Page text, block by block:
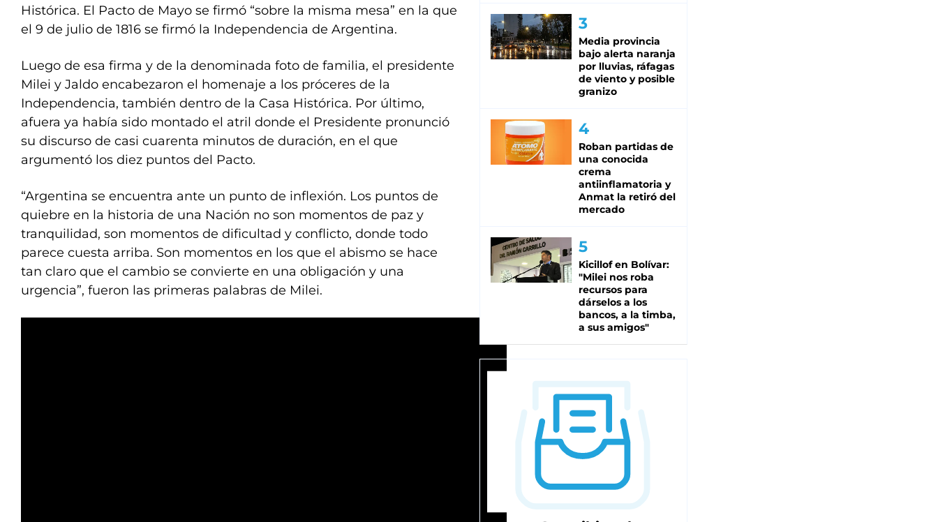
Histórica. El Pacto de Mayo se firmó “sobre la misma mesa” en la que
el 9 de julio de 1816 se firmó la Independencia de Argentina.
Luego de esa firma y de la denominada foto de familia, el presidente
Milei y Jaldo encabezaron el homenaje a los próceres de la
Independencia, también dentro de la Casa Histórica. Por último,
afuera ya había sido montado el atril donde el Presidente pronunció
su discurso de casi cuarenta minutos de duración, en el que
argumentó los diez puntos del Pacto.
“Argentina se encuentra ante un punto de inflexión. Los puntos de
quiebre en la historia de una Nación no son momentos de paz y
tranquilidad, son momentos de dificultad y conflicto, donde todo
parece cuesta arriba. Son momentos en los que el abismo se hace
tan claro que el cambio se convierte en una obligación y una
urgencia”, fueron las primeras palabras de Milei.
Media provincia
bajo alerta naranja
por lluvias, ráfagas
de viento y posible
granizo
Roban partidas de
una conocida
crema
antiinflamatoria y
Anmat la retiró del
mercado
Kicillof en Bolívar:
"Milei nos roba
recursos para
dárselos a los
bancos, a la timba,
a sus amigos"